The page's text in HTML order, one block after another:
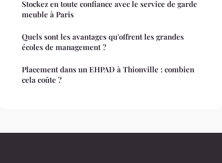
Stockez en toute confiance avec le service de garde
meuble à Paris
Quels sont les avantages qu'offrent les grandes
écoles de management ?
Placement dans un EHPAD à Thionville : combien
cela coûte ?